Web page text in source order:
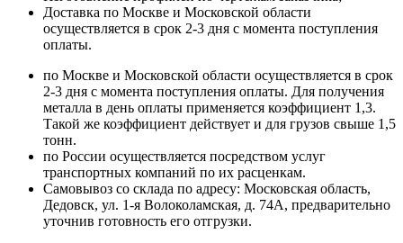
Доставка по Москве и Московской области
осуществляется в срок 2-3 дня с момента поступления
оплаты.
по Москве и Московской области осуществляется в срок
2-3 дня с момента поступления оплаты. Для получения
металла в день оплаты применяется коэффициент 1,3.
Такой же коэффициент действует и для грузов свыше 1,5
тонн.
по России осуществляется посредством услуг
транспортных компаний по их расценкам.
Самовывоз со склада по адресу: Московская область,
Дедовск, ул. 1-я Волоколамская, д. 74А, предварительно
уточнив готовность его отгрузки.